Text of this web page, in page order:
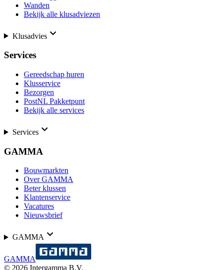
Wanden
Bekijk alle klusadviezen
Klusadvies
Services
Gereedschap huren
Klusservice
Bezorgen
PostNL Pakketpunt
Bekijk alle services
Services
GAMMA
Bouwmarkten
Over GAMMA
Beter klussen
Klantenservice
Vacatures
Nieuwsbrief
GAMMA
GAMMA
© 2026 Intergamma B.V.